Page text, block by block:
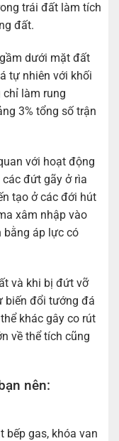
trái đất làm tích
đất.
dưới mặt đất
tự nhiên với khối
làm rung
3% tổng số trận
với hoạt động
đứt gãy ở rìa
tạo ở các đới hút
xâm nhập vào
bằng áp lực có
và khi bị đứt vỡ
biến đổi tướng đá
khác gây co rút
về thể tích cũng
nên:
bếp gas, khóa van